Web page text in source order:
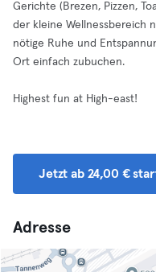
Gerichte (Brezen, Pizzen,
der kleine Wellnessbereich
nötige Ruhe und
Ort einfach zubuchen.
Highest fun at High-east!
Jetzt ab 24,00 €
Adresse